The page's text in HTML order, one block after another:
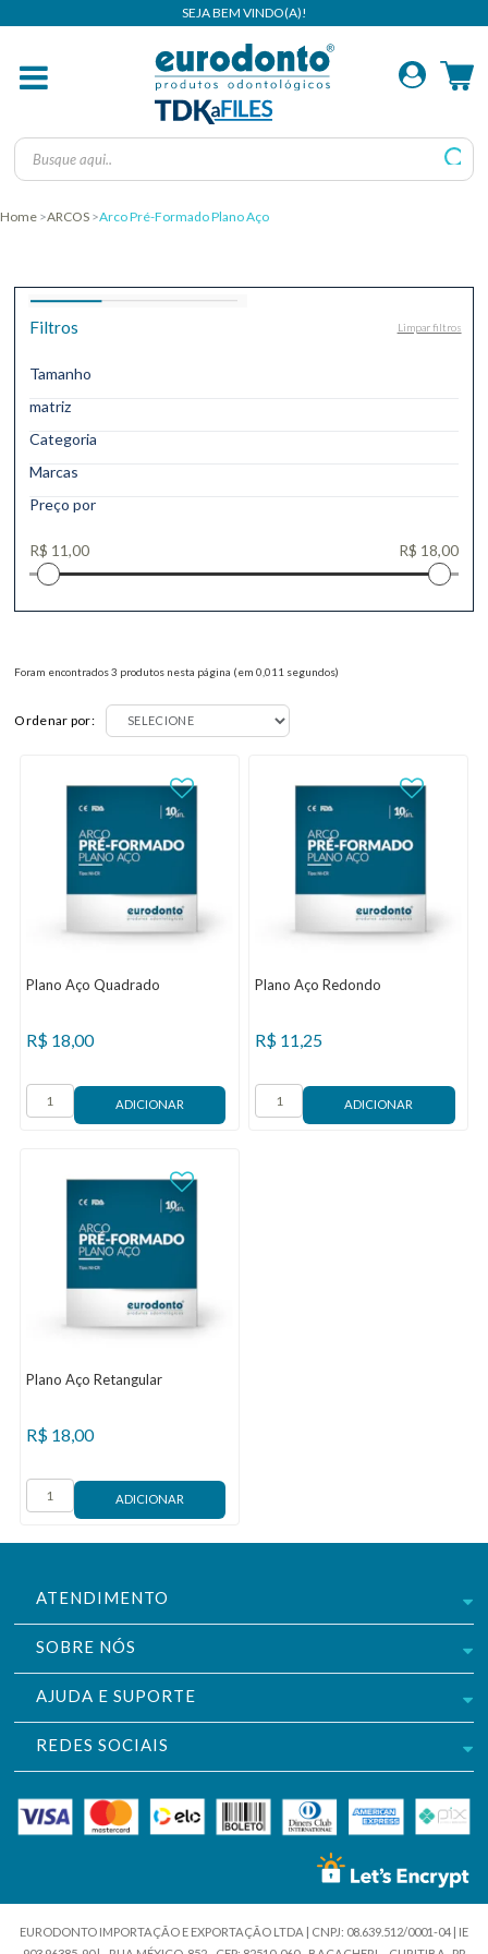
Home ARCOS Arco Pré-Formado Plano Aço
Filtros Limpar filtros
Tamanho
matriz
Categoria
Marcas
Preço por
Foram encontrados3 produtos nesta página (em0,011 segundos)
Ordenar por:
Plano Aço Quadrado
R$ 18,00
Plano Aço Redondo
R$ 11,25
Plano Aço Retangular
R$ 18,00
ATENDIMENTO
SOBRE NÓS
AJUDA E SUPORTE
REDES SOCIAIS
EURODONTO IMPORTAÇÃO E EXPORTAÇÃO LTDA | CNPJ: 08.639.512/0001-04 | IE